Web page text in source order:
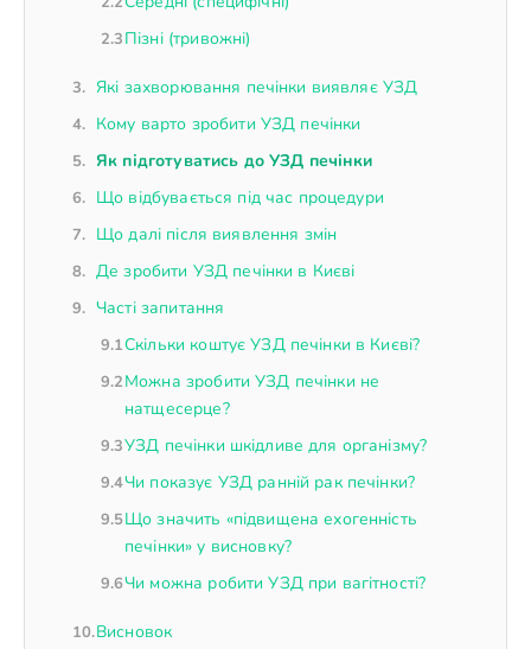
Пізні (тривожні)
Які захворювання печінки виявляє УЗД
Кому варто зробити УЗД печінки
Як підготуватись до УЗД печінки
Що відбувається під час процедури
Що далі після виявлення змін
Де зробити УЗД печінки в Києві
Часті запитання
Скільки коштує УЗД печінки в Києві?
Можна зробити УЗД печінки не
натщесерце?
УЗД печінки шкідливе для організму?
Чи показує УЗД ранній рак печінки?
Що значить «підвищена ехогенність
печінки» у висновку?
Чи можна робити УЗД при вагітності?
Висновок